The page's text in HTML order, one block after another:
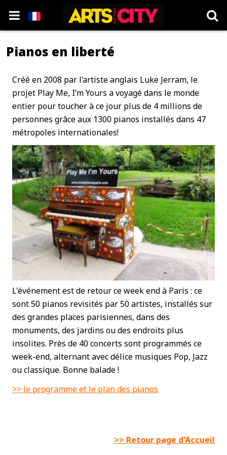
Pianos en liberté
Créé en 2008 par l’artiste anglais Luke Jerram, le
projet Play Me, I’m Yours a voyagé dans le monde
entier pour toucher à ce jour plus de 4 millions de
personnes grâce aux 1300 pianos installés dans 47
métropoles internationales!
L'événement est de retour ce week end à Paris : ce
sont 50 pianos revisités par 50 artistes, installés sur
des grandes places parisiennes, dans des
monuments, des jardins ou des endroits plus
insolites. Près de 40 concerts sont programmés ce
week-end, alternant avec délice musiques Pop, Jazz
ou classique. Bonne balade !
>> le programme et le plan des pianos
>> Retour page d'Accueil